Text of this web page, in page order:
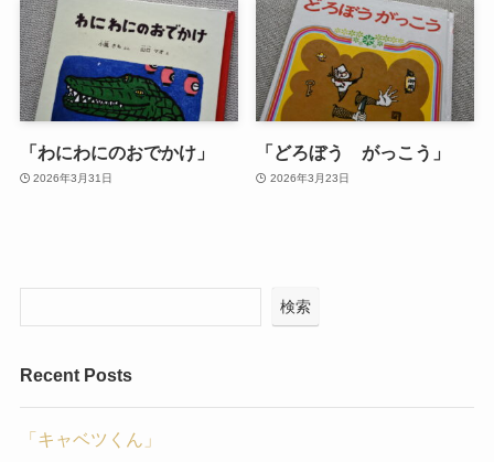
「わにわにのおでかけ」
2026年3月31日
「どろぼう がっこう」
2026年3月23日
検索
Recent Posts
「キャベツくん」